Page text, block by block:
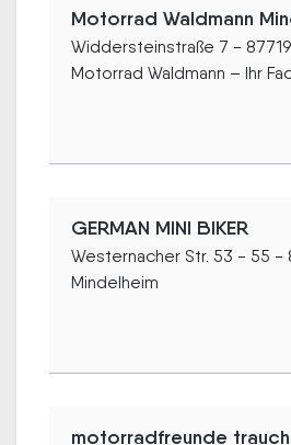
Motorrad Waldmann
Widdersteinstraße 7 -
Motorrad Waldmann – Ihr
GERMAN MINI BIKER
Westernacher Str. 53 - 55 -
Mindelheim
motorradfreunde